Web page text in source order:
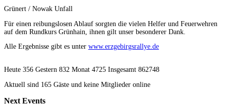
Grünert / Nowak Unfall
Für einen reibungslosen Ablauf sorgten die vielen Helfer und Feuerwehren
auf dem Rundkurs Grünhain, ihnen gilt unser besonderer Dank.
Alle Ergebnisse gibt es unter www.erzgebirgsrallye.de
Heute 356 Gestern 832 Monat 4725 Insgesamt 862748
Aktuell sind 165 Gäste und keine Mitglieder online
NextEvents